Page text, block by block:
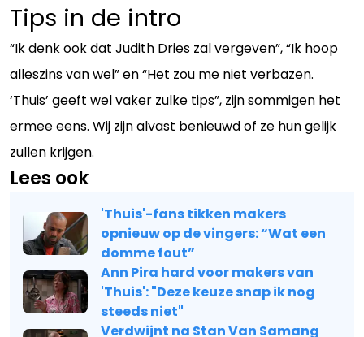
Tips in de intro
“Ik denk ook dat Judith Dries zal vergeven”, “Ik hoop
alleszins van wel” en “Het zou me niet verbazen.
‘Thuis’ geeft wel vaker zulke tips”, zijn sommigen het
ermee eens. Wij zijn alvast benieuwd of ze hun gelijk
zullen krijgen.
Lees ook
'Thuis'-fans tikken makers
opnieuw op de vingers: “Wat een
domme fout”
Ann Pira hard voor makers van
'Thuis': "Deze keuze snap ik nog
steeds niet"
Verdwijnt na Stan Van Samang